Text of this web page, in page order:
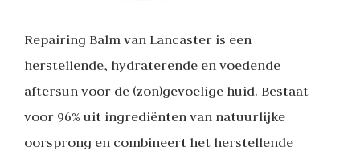
Repairing Balm van Lancaster is een
herstellende, hydraterende en voedende
aftersun voor de (zon)gevoelige huid. Bestaat
voor 96% uit ingrediënten van natuurlijke
oorsprong en combineert het herstellende